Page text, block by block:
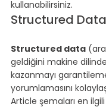
kullanabilirsiniz.
Structured Data
Structured data
geldiğini makine
kazanmayı
yorumlamasını
Article şemaları en